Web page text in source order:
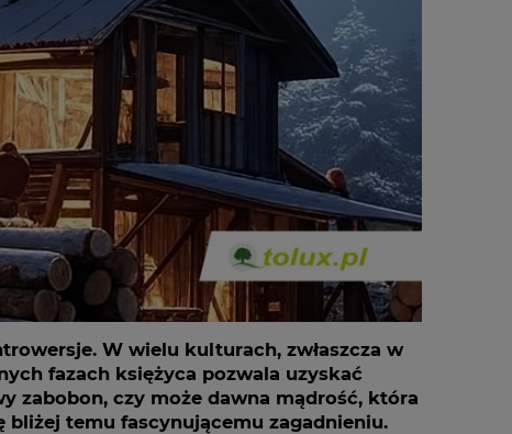
W wielu kulturach, zwłaszcza w
fazach księżyca pozwala uzyskać
zabobon, czy może dawna mądrość, która
temu fascynującemu zagadnieniu.